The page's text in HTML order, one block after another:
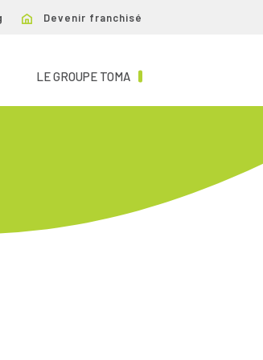
Devenir franchisé
LE GROUPE TOMA (CURRENT)